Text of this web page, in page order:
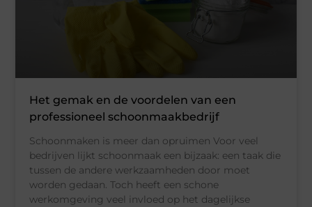
Het gemak en de voordelen van een
professioneel schoonmaakbedrijf
Schoonmaken is meer dan opruimen Voor veel
bedrijven lijkt schoonmaak een bijzaak: een taak die
tussen de andere werkzaamheden door moet
worden gedaan. Toch heeft een schone
werkomgeving veel invloed op het dagelijkse